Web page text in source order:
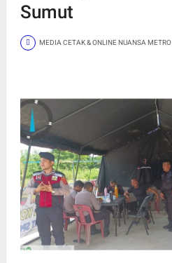
Sumut
MEDIA CETAK & ONLINE NUANSA METRO